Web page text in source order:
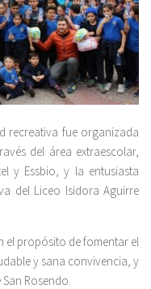
recreativa fue organizada
del área extraescolar,
y Essbio, y la entusiasta
del Liceo Isidora Aguirre
el propósito de fomentar el
y sana convivencia, y
Rosendo.